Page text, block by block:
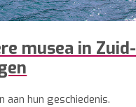
musea in Zuid-
aan hun geschiedenis.